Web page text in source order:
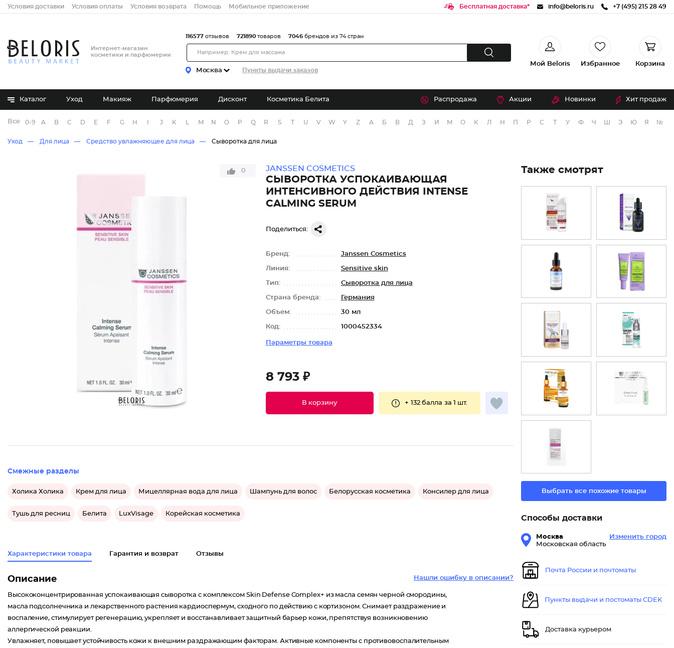
Условия доставки Условия оплаты Условия возврата Помощь Мобильное приложение Бесплатная доставка* info@beloris.ru +7 (495) 215 28 49
Интернет-магазин
косметики и парфюмерии
Москва Пункты выдачи заказов
116577 отзывов 721890 товаров 7046 брендов из 74 стран
Мой Beloris Избранное Корзина
Каталог Уход Макияж Парфюмерия Дисконт Косметика Белита Распродажа Акции Новинки Хит продаж
Все бренды
0-9 A B C D E F G H J K M N O P Q R S T U V W Y Z А Б В Д З И М О К Л Н П Р С Т У Ф Ч Э Ю Я №
Уход Для лица Средство увлажняющее для лица Сыворотка для лица
0 JANSSEN COSMETICS
СЫВОРОТКА УСПОКАИВАЮЩАЯ
ИНТЕНСИВНОГО ДЕЙСТВИЯ INTENSE
CALMING SERUM
Поделиться:
Бренд: Janssen Cosmetics
Линия: Sensitive skin
Тип: Сыворотка для лица
Страна бренда: Германия
Объем: 30 мл
Код: 1000452334
Параметры товара
8 793 ₽
В корзину + 132 балла за 1 шт.
Смежные разделы
Холика Холика Крем для лица Мицеллярная вода для лица Шампунь для волос Белорусская косметика Консилер для лица
Тушь для ресниц Белита LuxVisage Корейская косметика
Характеристики товара Гарантия и возврат Отзывы
Нашли ошибку в описании?
Описание
Высококонцентрированная успокаивающая сыворотка c комплексом Skin Defense Complex+ из масла семян черной смородины,
масла подсолнечника и лекарственного растения кардиоспермум, сходного по действию с кортизоном. Снимает раздражение и
воспаление, стимулирует регенерацию, укрепляет и восстанавливает защитный барьер кожи, препятствуя возникновению
аллергической реакции.
Увлажняет, повышает устойчивость кожи к внешним раздражающим факторам. Активные компоненты с противовоспалительным
Также смотрят
Выбрать все похожие товары
Способы доставки
Москва
Московская область
Изменить город
Почта России и почтоматы
Пункты выдачи и постоматы CDEK
Доставка курьером